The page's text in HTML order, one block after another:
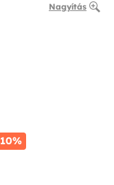
Nagyítás
10%